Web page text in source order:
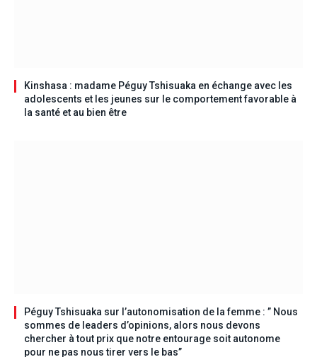
Kinshasa : madame Péguy Tshisuaka en échange avec les
adolescents et les jeunes sur le comportement favorable à
la santé et au bien être
Péguy Tshisuaka sur l’autonomisation de la femme : ” Nous
sommes de leaders d’opinions, alors nous devons
chercher à tout prix que notre entourage soit autonome
pour ne pas nous tirer vers le bas”